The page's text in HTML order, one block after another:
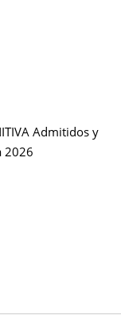
Admitidos y
2026